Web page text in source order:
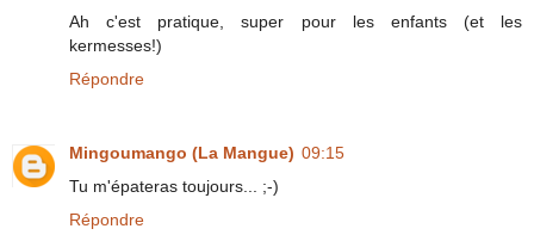
Ah c'est pratique, super pour les enfants (et les
kermesses!)
Répondre
Mingoumango (La Mangue) 09:15
Tu m'épateras toujours... ;-)
Répondre